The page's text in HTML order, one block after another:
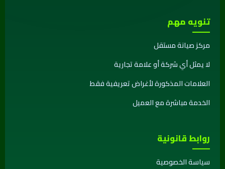
تنويه مهم
مركز صيانة مستقل
لا يمثل أي شركة أو علامة تجارية
العلامات المذكورة لأغراض تعريفية فقط
الخدمة مباشرة مع العميل
روابط قانونية
سياسة الخصوصية